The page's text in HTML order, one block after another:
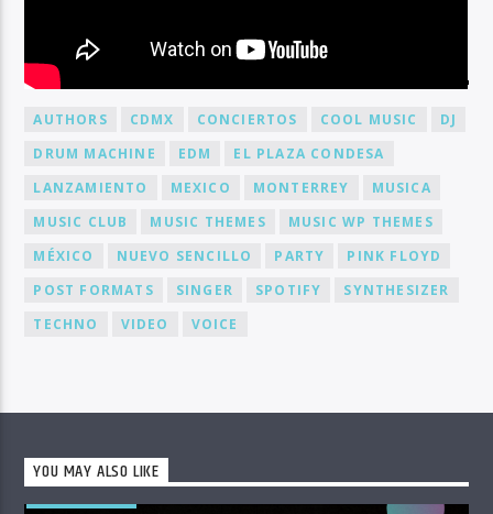
BY TAG
AUTHORS CDMX CONCIERTOS COOL MUSIC
DJ
DRUM MACHINE
EDM
EL PLAZA CONDESA
LANZAMIENTO
MEXICO MONTERREY
MUSICA
MUSIC CLUB
MUSIC THEMES
MUSIC WP THEMES
MÉXICO
NUEVO SENCILLO PARTY
PINK FLOYD
POST FORMATS
SINGER SPOTIFY
SYNTHESIZER
TECHNO
VIDEO VOICE
YOU MAY ALSO LIKE